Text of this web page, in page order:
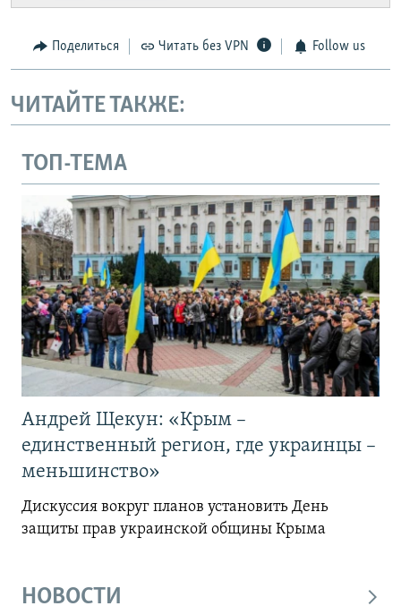
Поделиться Читать без VPN Follow us
ЧИТАЙТЕ ТАКЖЕ:
ТОП-ТЕМА
Андрей Щекун: «Крым –
единственный регион, где украинцы –
меньшинство»
Дискуссия вокруг планов установить День
защиты прав украинской общины Крыма
НОВОСТИ